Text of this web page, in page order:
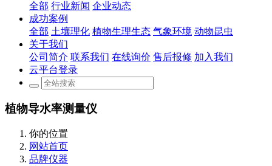
全部 行业新闻 企业动态
成功案例
全部 土壤理化 植物生理生态 气象环境 动物昆虫
关于我们
公司简介 联系我们 在线询价 售后报修 加入我们
云平台登录
植物导水率测量仪
你的位置
网站首页
品牌仪器